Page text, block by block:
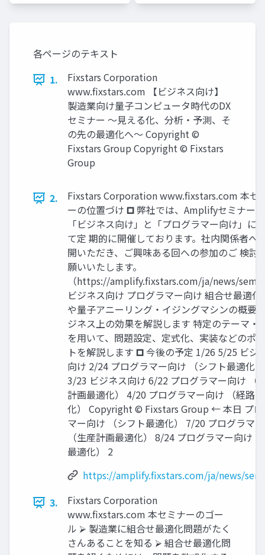
各ページのテキスト
1.
Fixstars Corporation
www.fixstars.com 【ビジネス向け】
製造業向け量子コンピュータ時代のDX
セミナー ～見える化、分析・予測、そ
の先の最適化へ～ Copyright ©
Fixstars Group Copyright © Fixstars
Group
2.
Fixstars Corporation www.fixstars.com 本セ
ーの位置づけ 🞐 弊社では、Amplifyセミナーを
「ビジネス向け」と「プログラマー向け」に
て定 期的に開催しております。社内関係者へ
開いただき、ご興味ある回への参加のご 検討
願いいたします。
（https://amplify.fixstars.com/ja/news/
ビジネス向け プログラマー向け 組合せ最適化
や量子アニーリング・イジングマシンの概要
ジネス上の効果を解説します 特定のテーマ・
を用いて、問題設定、定式化、実装などのポ
トを解説します 🞐 今後の予定 1/26 5/25 ビジ
向け 2/24 プログラマー向け （シフト最適化）
3/23 ビジネス向け 6/22 プログラマー向け （
計画最適化） 4/20 プログラマー向け （経路
化） Copyright © Fixstars Group ← 本日 プ
マー向け （シフト最適化） 7/20 プログラマ
（生産計画最適化） 8/24 プログラマー向け
最適化） 2
https://amplify.fixstars.com/ja/news/
3.
Fixstars Corporation
www.fixstars.com 本セミナーのゴー
ル ⮚ 製造業に組合せ最適化問題がたく
さんあることを知る ⮚ 組合せ最適化問